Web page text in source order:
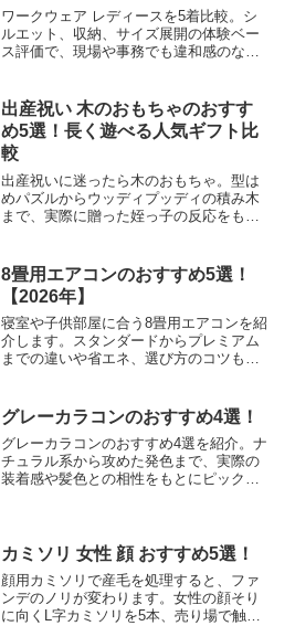
ワークウェア レディースを5着比較。シ
ルエット、収納、サイズ展開の体験ベー
ス評価で、現場や事務でも違和感のない1
出産祝い 木のおもちゃのおすす
め5選！長く遊べる人気ギフト比
較
出産祝いに迷ったら木のおもちゃ。型は
めパズルからウッディプッディの積み木
まで、実際に贈った姪っ子の反応をもと
8畳用エアコンのおすすめ5選！
【2026年】
寝室や子供部屋に合う8畳用エアコンを紹
介します。スタンダードからプレミアム
までの違いや省エネ、選び方のコツも書
グレーカラコンのおすすめ4選！
グレーカラコンのおすすめ4選を紹介。ナ
チュラル系から攻めた発色まで、実際の
装着感や髪色との相性をもとにピックア
カミソリ 女性 顔 おすすめ5選！
顔用カミソリで産毛を処理すると、ファ
ンデのノリが変わります。女性の顔そり
に向くL字カミソリを5本、売り場で触り